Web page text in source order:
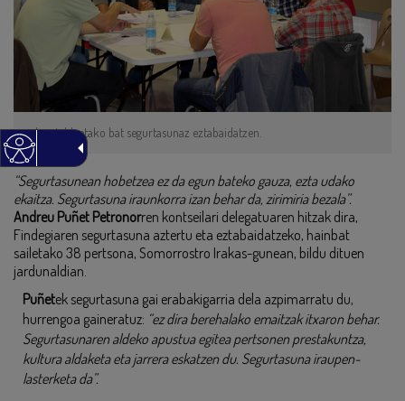
Lan taldeetako bat segurtasunaz eztabaidatzen.
“Segurtasunean hobetzea ez da egun bateko gauza, ezta udako
ekaitza. Segurtasuna iraunkorra izan behar da, zirimiria bezala”.
Andreu Puñet Petronorren kontseilari delegatuaren hitzak dira,
Findegiaren segurtasuna aztertu eta eztabaidatzeko, hainbat
sailetako 38 pertsona, Somorrostro Irakas-gunean, bildu dituen
jardunaldian.
Puñetek segurtasuna gai erabakigarria dela azpimarratu du,
hurrengoa gaineratuz: “ez dira berehalako emaitzak itxaron behar.
Segurtasunaren aldeko apustua egitea pertsonen prestakuntza,
kultura aldaketa eta jarrera eskatzen du. Segurtasuna iraupen-
lasterketa da”.